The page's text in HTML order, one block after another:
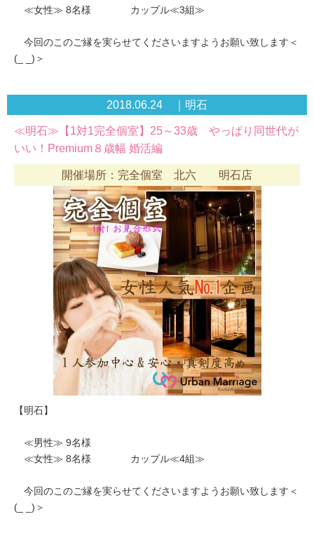
≪女性≫ 8名様 カップル≪3組≫
今回のこのご縁を実らせてくださいますようお願い致します＜
(_ _)＞
2018.06.24 ｜明石
≪明石≫【1対1完全個室】25～33歳 やっぱり同世代が
いい！Premium８歳幅 婚活編
開催場所：完全個室 北六 明石店
【明石】
≪男性≫ 9名様
≪女性≫ 8名様 カップル≪4組≫
今回のこのご縁を実らせてくださいますようお願い致します＜
(_ _)＞